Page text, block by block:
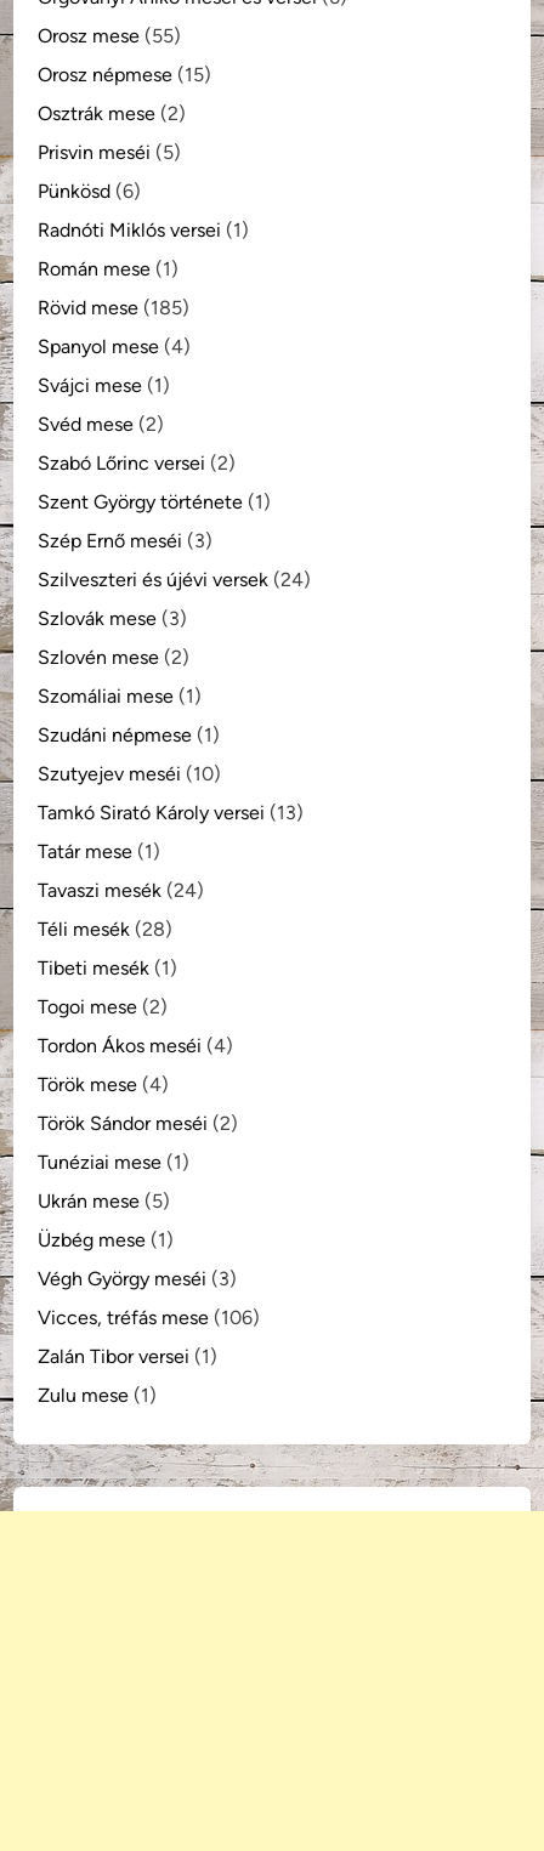
Orosz mese (55)
Orosz népmese (15)
Osztrák mese (2)
Prisvin meséi (5)
Pünkösd (6)
Radnóti Miklós versei (1)
Román mese (1)
Rövid mese (185)
Spanyol mese (4)
Svájci mese (1)
Svéd mese (2)
Szabó Lőrinc versei (2)
Szent György története (1)
Szép Ernő meséi (3)
Szilveszteri és újévi versek (24)
Szlovák mese (3)
Szlovén mese (2)
Szomáliai mese (1)
Szudáni népmese (1)
Szutyejev meséi (10)
Tamkó Sirató Károly versei (13)
Tatár mese (1)
Tavaszi mesék (24)
Téli mesék (28)
Tibeti mesék (1)
Togoi mese (2)
Tordon Ákos meséi (4)
Török mese (4)
Török Sándor meséi (2)
Tunéziai mese (1)
Ukrán mese (5)
Üzbég mese (1)
Végh György meséi (3)
Vicces, tréfás mese (106)
Zalán Tibor versei (1)
Zulu mese (1)